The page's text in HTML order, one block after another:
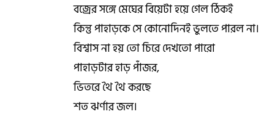
বজ্রের সঙ্গে মেঘের বিয়েটা হয়ে গেল ঠিকই
কিন্তু পাহাড়কে সে কোনোদিনই ভুলতে পারল না।
বিশ্বাস না হয় তো চিরে দেখতো পারো
পাহাড়টার হাড় পাঁজর,
ভিতরে থৈ থৈ করছে
শত ঝর্ণার জল।